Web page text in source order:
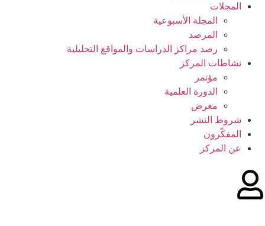
المجلات
المجلة الأسبوعية
المرصد
رصد مراكز الدراسات والمواقع التحليلية
نشاطات المركز
مؤتمر
الدورة العلمیة
معرض
شروط النشر
المفکّرون
عن المركز